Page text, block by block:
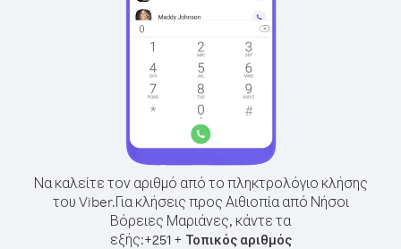
Να καλείτε τον αριθμό από το πληκτρολόγιο κλήσης
του Viber.Για κλήσεις προς Αιθιοπία από Νήσοι
Βόρειες Μαριάνες, κάντε τα
εξής:+251+ Τοπικός αριθμός